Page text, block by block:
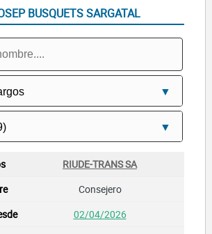
BUSQUETS SARGATAL
RIUDE-TRANS SA
Consejero
02/04/2026